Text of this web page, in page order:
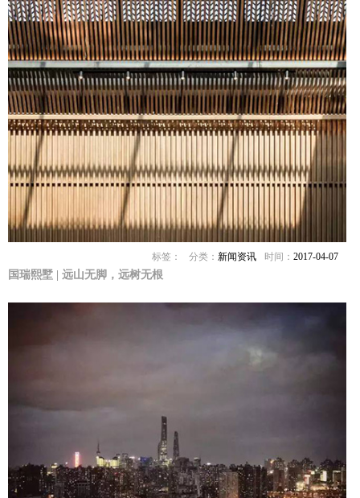
时间：2017-04-07
分类：新闻资讯
标签：
国瑞熙墅 | 远山无脚，远树无根